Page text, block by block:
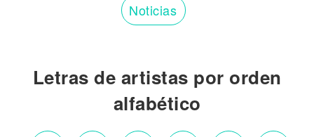
Noticias
Letras de artistas por orden
alfabético